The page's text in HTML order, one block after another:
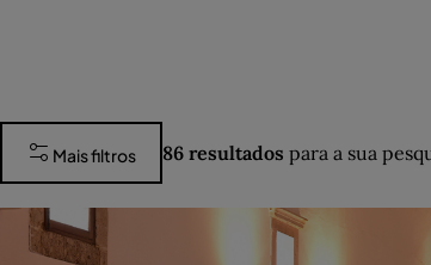
Mais filtros 86 resultados para a sua